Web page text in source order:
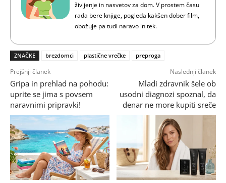
življenje in nasvetov za dom. V prostem času
rada bere knjige, pogleda kakšen dober film,
obožuje pa tudi naravo in tek.
ZNAČKE brezdomci plastične vrečke preproga
Prejšnji članek
Gripa in prehlad na pohodu:
uprite se jima s povsem
naravnimi pripravki!
Naslednji članek
Mladi zdravnik šele ob
usodni diagnozi spoznal, da
denar ne more kupiti sreče